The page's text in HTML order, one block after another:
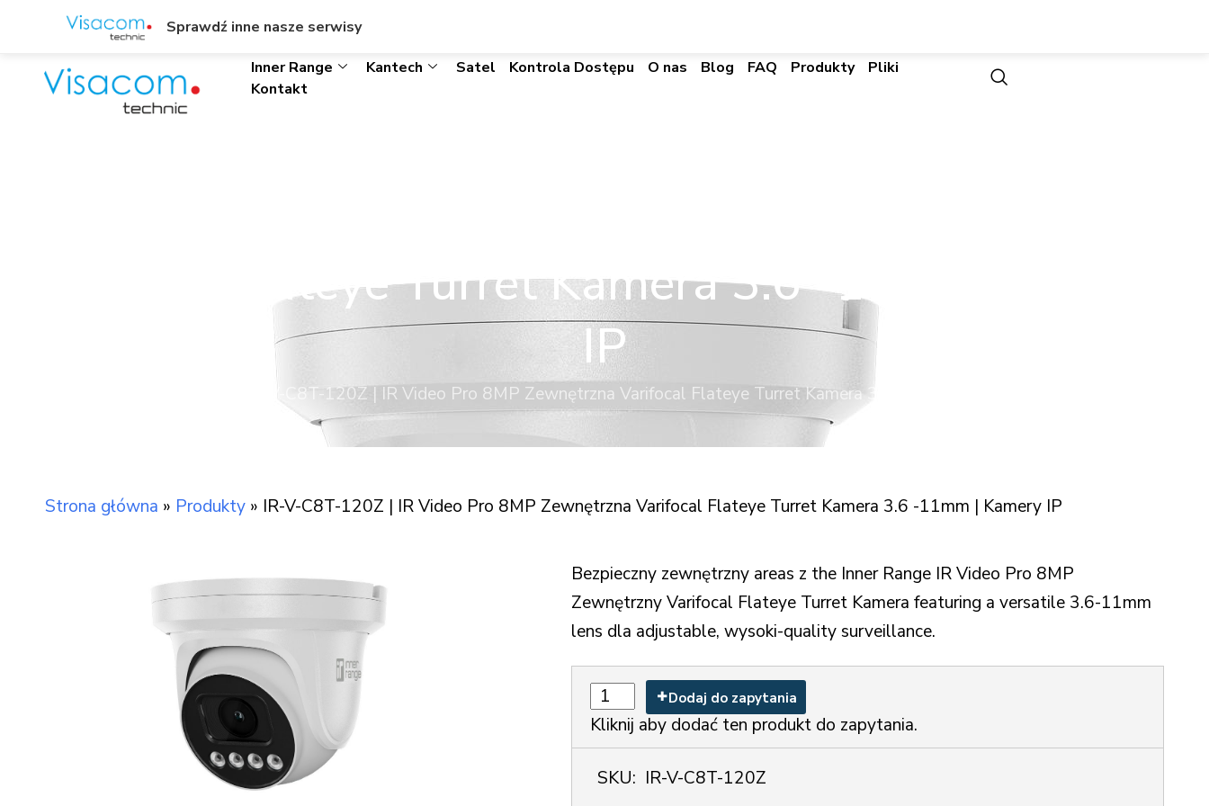
ul. Wł. Trylińskiego 8/L1, Olsztyn +48895342323
Inner Range Kantech Satel Kontrola Dostępu O nas Blog FAQ Produkty
Pliki
Kontakt
Varifocal Flateye Turret Kamera 3.6 -11mm | Kamery
IP
IR-V-C8T-120Z | IR Video Pro 8MP Zewnętrzna Varifocal Flateye Turret Kamera 3.6 -11mm | Kamery IP
Strona główna » Produkty » IR-V-C8T-120Z | IR Video Pro 8MP Zewnętrzna Varifocal Flateye Turret Kamera 3.6 -11mm | Kamery IP
Bezpieczny zewnętrzny areas z the Inner Range IR Video Pro 8MP
Zewnętrzny Varifocal Flateye Turret Kamera featuring a versatile 3.6-11mm
lens dla adjustable, wysoki-quality surveillance.
Dodaj do zapytania
Kliknij aby dodać ten produkt do zapytania.
SKU: IR-V-C8T-120Z
Sprawdź inne nasze serwisy